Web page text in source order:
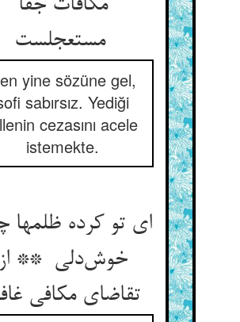
مکافات جفا
مستعجلست
yine sözüne gel,
sabırsız. Yediği
cezasını acele
istemekte.
ای تو کرده ظلمها
خوش‌دلی ** از
تقاضای مکافی غافلی